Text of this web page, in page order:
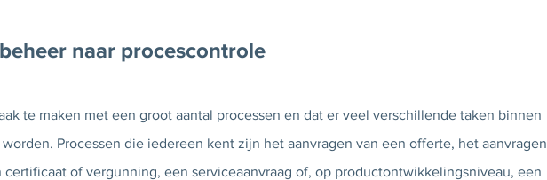
naar procescontrole
te maken met een groot aantal processen en dat er veel verschillende taken binnen
Processen die iedereen kent zijn het aanvragen van een offerte, het aanvragen
of vergunning, een serviceaanvraag of, op productontwikkelingsniveau, een